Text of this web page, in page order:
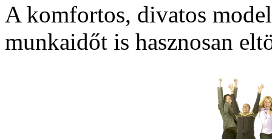
A komfortos, divatos
munkaidőt is hasznosan